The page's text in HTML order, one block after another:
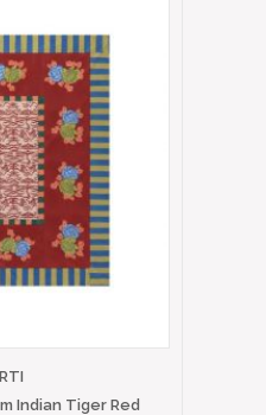
Indian Tiger Red